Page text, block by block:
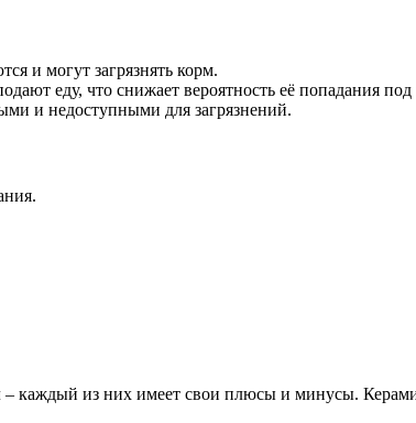
и могут загрязнять корм.
еду, что снижает вероятность её попадания под
и недоступными для загрязнений.
каждый из них имеет свои плюсы и минусы.